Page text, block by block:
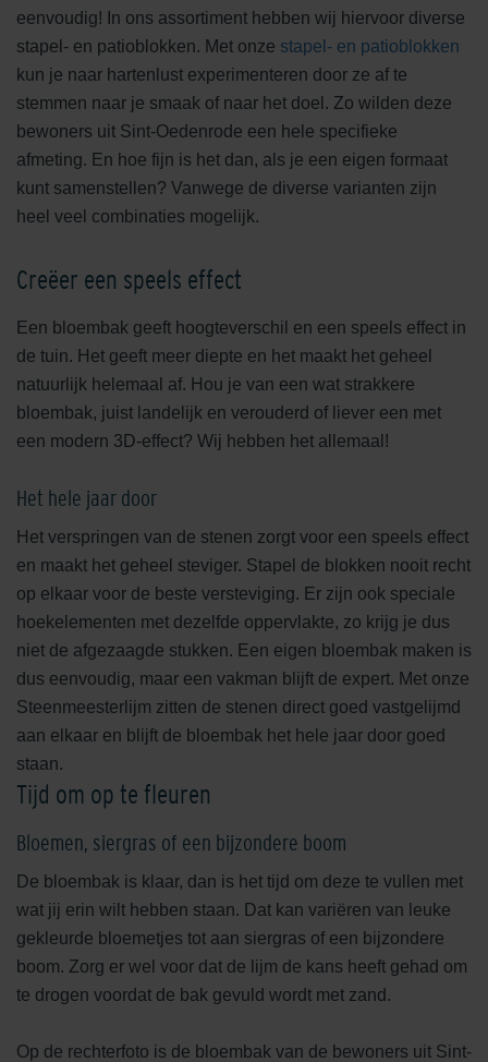
eenvoudig! In ons assortiment hebben wij hiervoor diverse
stapel- en patioblokken. Met onze stapel- en patioblokken
kun je naar hartenlust experimenteren door ze af te
stemmen naar je smaak of naar het doel. Zo wilden deze
bewoners uit Sint-Oedenrode een hele specifieke
afmeting. En hoe fijn is het dan, als je een eigen formaat
kunt samenstellen? Vanwege de diverse varianten zijn
heel veel combinaties mogelijk.
Creëer een speels effect
Een bloembak geeft hoogteverschil en een speels effect in
de tuin. Het geeft meer diepte en het maakt het geheel
natuurlijk helemaal af. Hou je van een wat strakkere
bloembak, juist landelijk en verouderd of liever een met
een modern 3D-effect? Wij hebben het allemaal!
Het hele jaar door
Het verspringen van de stenen zorgt voor een speels effect
en maakt het geheel steviger. Stapel de blokken nooit recht
op elkaar voor de beste versteviging. Er zijn ook speciale
hoekelementen met dezelfde oppervlakte, zo krijg je dus
niet de afgezaagde stukken. Een eigen bloembak maken is
dus eenvoudig, maar een vakman blijft de expert. Met onze
Steenmeesterlijm zitten de stenen direct goed vastgelijmd
aan elkaar en blijft de bloembak het hele jaar door goed
staan.
Tijd om op te fleuren
Bloemen, siergras of een bijzondere boom
De bloembak is klaar, dan is het tijd om deze te vullen met
wat jij erin wilt hebben staan. Dat kan variëren van leuke
gekleurde bloemetjes tot aan siergras of een bijzondere
boom. Zorg er wel voor dat de lijm de kans heeft gehad om
te drogen voordat de bak gevuld wordt met zand.
Op de rechterfoto is de bloembak van de bewoners uit Sint-